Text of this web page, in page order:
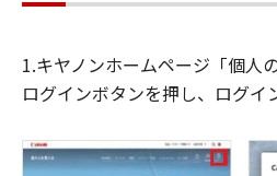
1.キヤノンホームページ「個人
ログインボタンを押し、ログイ